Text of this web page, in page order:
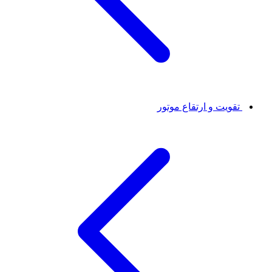
تقویت و ارتقاع موتور